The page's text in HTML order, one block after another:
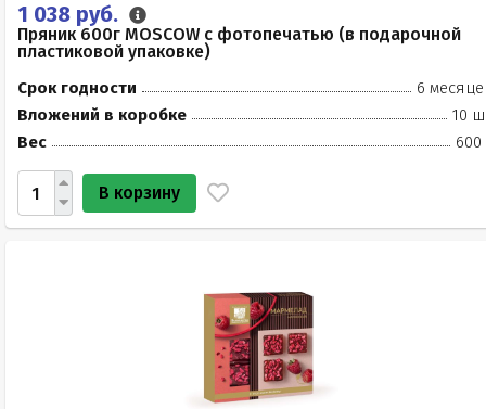
1 038 руб.
Пряник 600г MOSCOW с фотопечатью (в подарочной
пластиковой упаковке)
Срок годности
6
Вложений в коробке
10
Вес
600
В корзину